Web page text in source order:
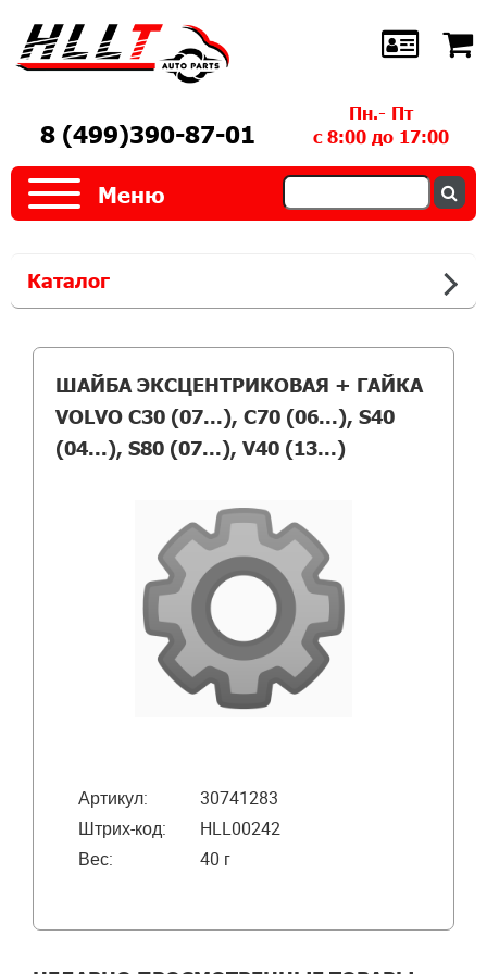
8 (499)390-87-01
Пн.- Пт
с 8:00 до 17:00
Меню
Каталог
ШАЙБА ЭКСЦЕНТРИКОВАЯ + ГАЙКА
VOLVO C30 (07...), C70 (06...), S40
(04...), S80 (07...), V40 (13...)
Артикул:
30741283
Штрих-код:
HLL00242
Вес:
40 г